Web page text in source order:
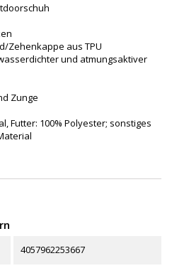
Zehenkappe aus TPU
und atmungsaktiver
Zunge
Futter: 100% Polyester; sonstiges
4057962253667